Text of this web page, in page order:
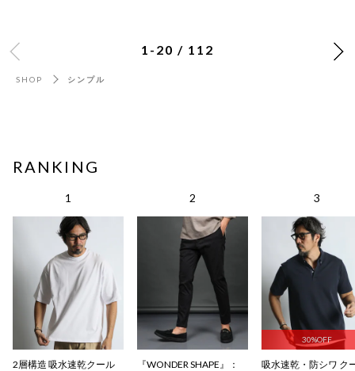
1-20 / 112
SHOP シンプル
RANKING
2層構造 吸水速乾クール
『WONDER SHAPE』：
30%OFF
吸水速乾・防シワ ク